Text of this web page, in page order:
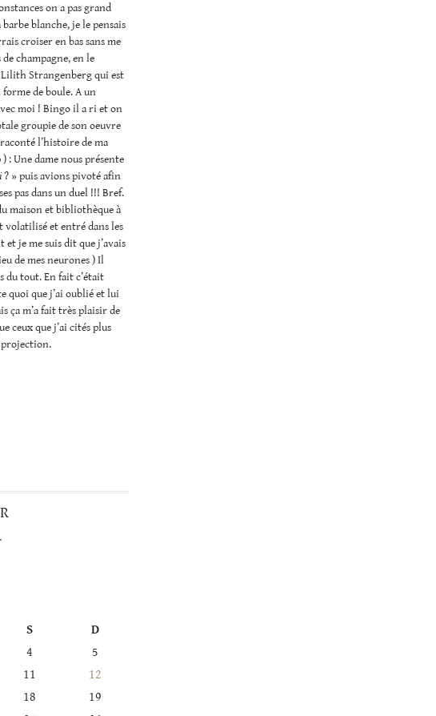
on a pas grand
blanche, je le pensais
croiser en bas sans me
champagne, en le
Lilith Strangenberg qui est
de boule. A un
moi ! Bingo il a ri et on
groupie de son oeuvre
l’histoire de ma
: Une dame nous présente
? » puis avions pivoté afin
pas dans un duel !!! Bref.
maison et bibliothèque à
volatilisé et entré dans les
et je me suis dit que j’avais
de mes neurones ) Il
du tout. En fait c’était
quoi que j’ai oublié et lui
ça m’a fait très plaisir de
ceux que j’ai cités plus
projection.
S
D
4
5
11
12
18
19